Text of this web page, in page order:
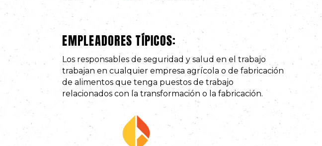
EMPLEADORES TÍPICOS:
Los responsables de seguridad y salud en el trabajo
trabajan en cualquier empresa agrícola o de fabricación
de alimentos que tenga puestos de trabajo
relacionados con la transformación o la fabricación.